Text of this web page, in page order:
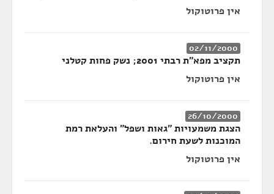
אין פרוטוקול
02/11/2000
תקציב מפא"ת רבתי 2001; נשק פחות קטלני
אין פרוטוקול
26/10/2000
הצגת משמעויות "גאות ושפל" והעלאת רמת
המוכנות לשעת חירום.
אין פרוטוקול